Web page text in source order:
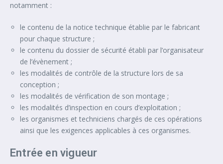
notamment :
le contenu de la notice technique établie par le fabricant
pour chaque structure ;
le contenu du dossier de sécurité établi par l’organisateur
de l’évènement ;
les modalités de contrôle de la structure lors de sa
conception ;
les modalités de vérification de son montage ;
les modalités d’inspection en cours d’exploitation ;
les organismes et techniciens chargés de ces opérations
ainsi que les exigences applicables à ces organismes.
Entrée en vigueur